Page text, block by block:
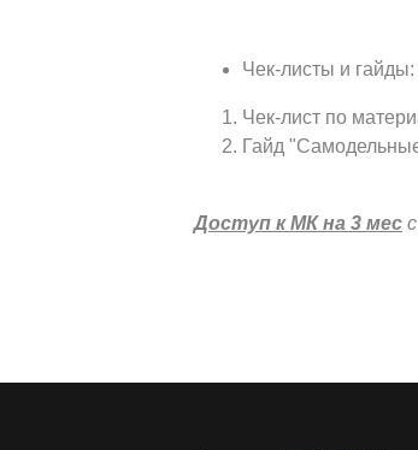
Чек-листы и гайды:
Чек-лист по
Гайд
Доступ к МК на 3 мес